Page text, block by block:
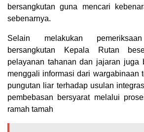
bersangkutan guna mencari
sebenarnya.
Selain melakukan
bersangkutan Kepala Rutan
pelayanan tahanan dan jajaran juga
menggali informasi dari wargabinaan
pungutan liar terhadap usulan
pembebasan bersyarat melalui
ramah tamah